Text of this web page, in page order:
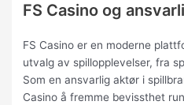
FS Casino og
FS Casino er en moderne
utvalg av spillopplevelser, fra
Som en ansvarlig aktør i
Casino å fremme bevissthet